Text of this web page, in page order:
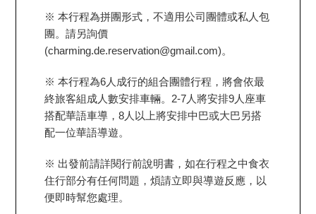
※ 本行程為拼團形式，不適用公司團體或私人包
團。請另詢價
(charming.de.reservation@gmail.com)。
※ 本行程為6人成行的組合團體行程，將會依最
終旅客組成人數安排車輛。2-7人將安排9人座車
搭配華語車導，8人以上將安排中巴或大巴另搭
配一位華語導遊。
※ 出發前請詳閱行前說明書，如在行程之中食衣
住行部分有任何問題，煩請立即與導遊反應，以
便即時幫您處理。